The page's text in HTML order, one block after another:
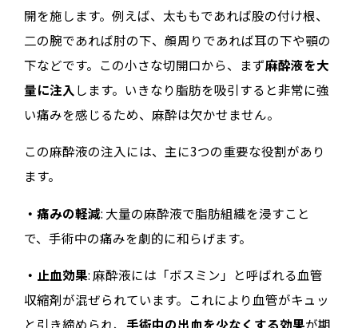
開を施します。例えば、太ももであれば股の付け根、
二の腕であれば肘の下、顔周りであれば耳の下や顎の
下などです。この小さな切開口から、まず麻酔液を大
量に注入 します。いきなり脂肪を吸引すると非常に強
い痛みを感じるため、麻酔は欠かせません。
この麻酔液の注入には、主に3つの重要な役割があり
ます。
・痛みの軽減: 大量の麻酔液で脂肪組織を浸すこと
で、手術中の痛みを劇的に和らげます。
・止血効果: 麻酔液には「ボスミン」と呼ばれる血管
収縮剤が混ぜられています。これにより血管がキュッ
と引き締められ、 手術中の出血を少なくする効果が期